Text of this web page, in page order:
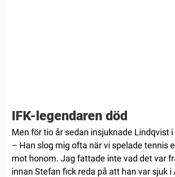
IFK-legendaren död
Men för tio år sedan insjuknade Lindqvist
– Han slog mig ofta när vi spelade tennis
mot honom. Jag fattade inte vad det var
innan Stefan fick reda på att han var sjuk